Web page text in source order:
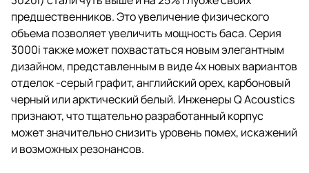
предшественников. Это увеличение физического
объема позволяет увеличить мощность баса. Серия
3000i также может похвастаться новым элегантным
дизайном, представленным в виде 4х новых вариантов
отделок -серый графит, английский орех, карбоновый
черный или арктический белый. Инженеры Q Acoustics
признают, что тщательно разработанный корпус
может значительно снизить уровень помех, искажений
и возможных резонансов.